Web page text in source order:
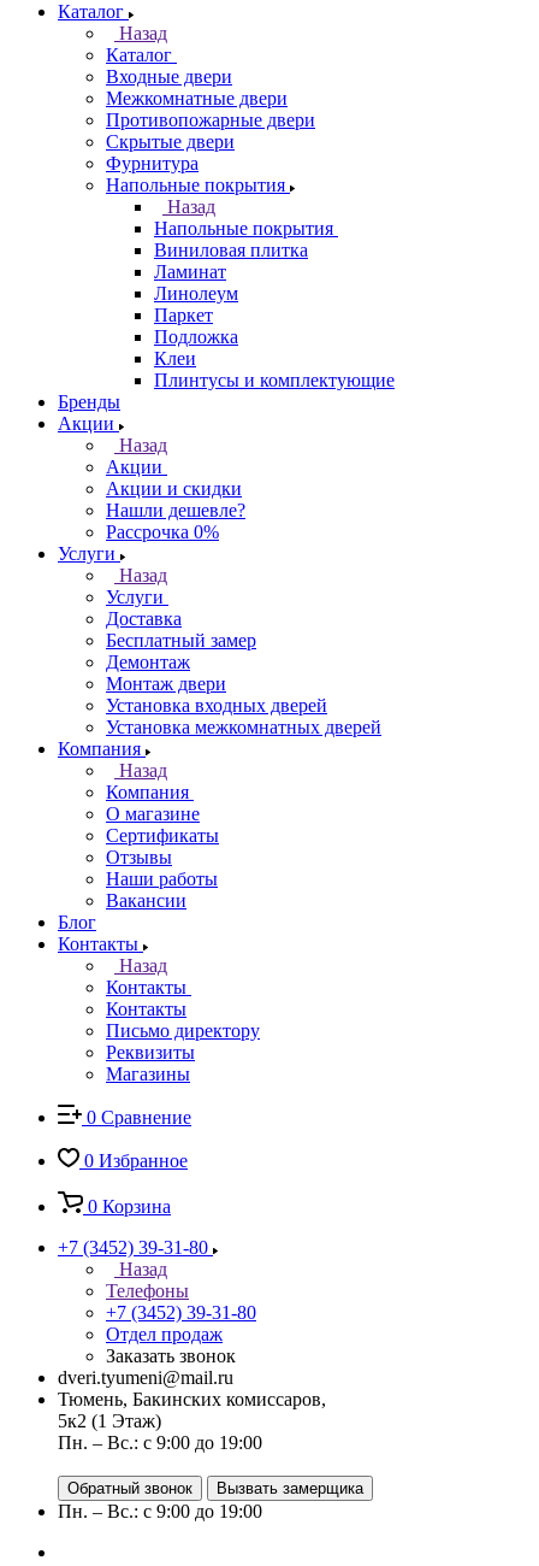
Каталог
Назад
Каталог
Входные двери
Межкомнатные двери
Противопожарные двери
Скрытые двери
Фурнитура
Напольные покрытия
Назад
Напольные покрытия
Виниловая плитка
Ламинат
Линолеум
Паркет
Подложка
Клеи
Плинтусы и комплектующие
Бренды
Акции
Назад
Акции
Акции и скидки
Нашли дешевле?
Рассрочка 0%
Услуги
Назад
Услуги
Доставка
Бесплатный замер
Демонтаж
Монтаж двери
Установка входных дверей
Установка межкомнатных дверей
Компания
Назад
Компания
О магазине
Сертификаты
Отзывы
Наши работы
Вакансии
Блог
Контакты
Назад
Контакты
Контакты
Письмо директору
Реквизиты
Магазины
0 Сравнение
0 Избранное
0 Корзина
+7 (3452) 39-31-80
Назад
Телефоны
+7 (3452) 39-31-80
Отдел продаж
Заказать звонок
dveri.tyumeni@mail.ru
Тюмень, Бакинских комиссаров,
5к2 (1 Этаж)
Пн. – Вс.: с 9:00 до 19:00
Обратный звонок Вызвать замерщика
Пн. – Вс.: с 9:00 до 19:00